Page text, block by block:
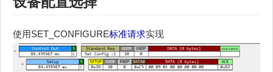
使用SET_CONFIGURE标准请求实现